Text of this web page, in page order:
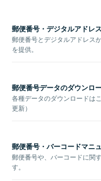
郵便番号・デジタルアドレ
郵便番号とデジタルアドレス
を提供。
郵便番号データのダウンロ
各種データのダウンロードは
更新）
郵便番号・バーコードマニ
郵便番号や、バーコードに関
す。